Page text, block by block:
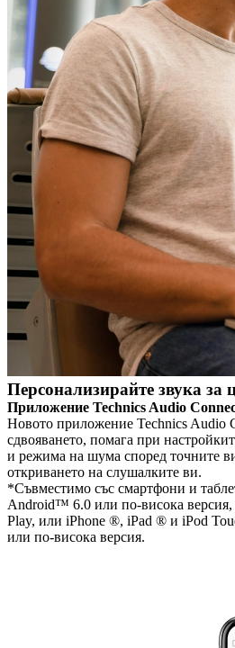
Персонализирайте звука за
Приложение Technics Audio
Новото приложение Technics Audio
сдвояването, помага при
и режима на шума според точните
откриването на слушалките ви.
*Съвместимо със смартфони и
Android™ 6.0 или по-висока
Play, или iPhone ®, iPad ® и iPod
или по-висока версия.